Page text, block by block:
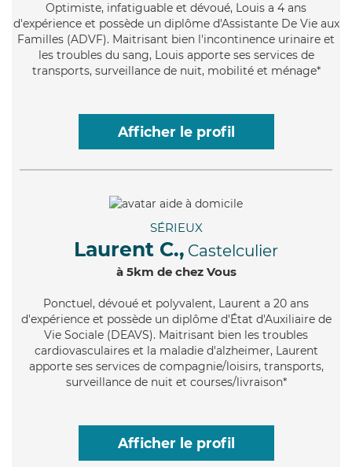
Optimiste, infatiguable et dévoué, Louis a 4 ans
d'expérience et possède un diplôme d'Assistante De Vie aux
Familles (ADVF). Maitrisant bien l'incontinence urinaire et
les troubles du sang, Louis apporte ses services de
transports, surveillance de nuit, mobilité et ménage*
Afficher le profil
SÉRIEUX
Laurent C., Castelculier
à 5km de chez Vous
Ponctuel, dévoué et polyvalent, Laurent a 20 ans
d'expérience et possède un diplôme d'État d'Auxiliaire de
Vie Sociale (DEAVS). Maitrisant bien les troubles
cardiovasculaires et la maladie d'alzheimer, Laurent
apporte ses services de compagnie/loisirs, transports,
surveillance de nuit et courses/livraison*
Afficher le profil